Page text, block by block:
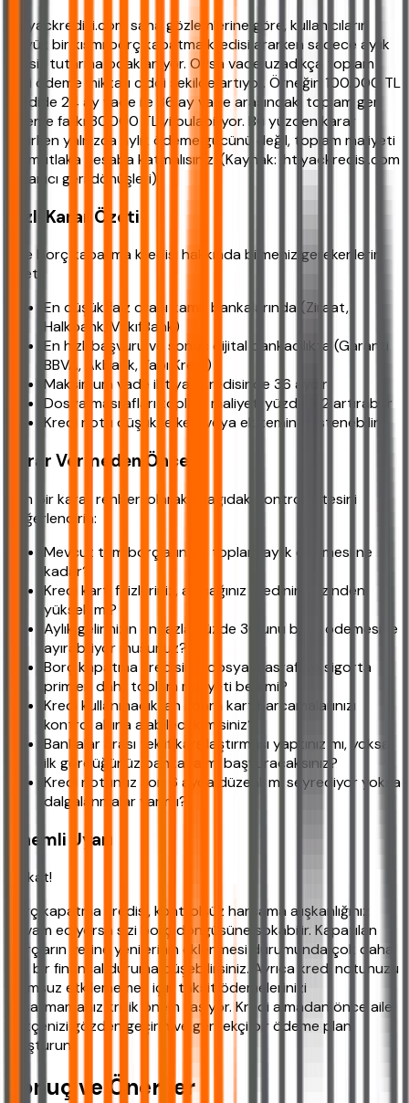
ihtiyackredisi.com saha gözlemlerine göre, kullanıcıların
büyük bir kısmı borç kapatma kredisi ararken sadece aylık
taksit tutarına odaklanıyor. Oysa vade uzadıkça toplam
geri ödeme miktarı ciddi şekilde artıyor. Örneğin 100.000 TL
kredide 24 ay vade ile 36 ay vade arasındaki toplam geri
ödeme farkı 30.000 TL'yi bulabiliyor. Bu yüzden karar
verirken yalnızca aylık ödeme gücünü değil, toplam maliyeti
de mutlaka hesaba katmalısınız. (Kaynak: ihtiyackredisi.com
kullanıcı geri dönüşleri)
Hızlı Karar Özeti
İşte borç kapatma kredisi hakkında bilmeniz gerekenlerin
özeti:
En düşük faiz oranı kamu bankalarında (Ziraat,
Halkbank, VakıfBank)
En hızlı başvuru ve sonuç dijital bankacılıkta (Garanti
BBVA, Akbank, Yapı Kredi)
Maksimum vade ihtiyaç kredisinde 36 aydır
Dosya masrafları toplam maliyeti yüzde 1-2 artırabilir
Kredi notu düşükse kefil veya ek teminat istenebilir
Karar Vermeden Önce
Son bir karar rehberi olarak aşağıdaki kontrol listesini
değerlendirin:
Mevcut tüm borçlarınızın toplam aylık ödemesi ne
kadar?
Kredi kartı faizleriniz, alacağınız kredinin faizinden
yüksek mi?
Aylık gelirinizin en fazla yüzde 30'unu borç ödemesine
ayırabiliyor musunuz?
Borç kapatma kredisinin dosya masrafı ve sigorta
primleri dahil toplam maliyeti belli mi?
Kredi kullanmadıktan sonra kart harcamalarınızı
kontrol altına alabilecek misiniz?
Bankalar arası teklif karşılaştırması yaptınız mı, yoksa
ilk gördüğünüz bankaya mı başvuracaksınız?
Kredi notunuz son 6 ayda düzenli mi seyrediyor yoksa
dalgalanmalar var mı?
Önemli Uyarı
Dikkat!
Borç kapatma kredisi, kontrolsüz harcama alışkanlığınız
devam ediyorsa sizi borç döngüsüne sokabilir. Kapatılan
borçların yerine yenilerinin eklenmesi durumunda çok daha
zor bir finansal duruma düşebilirsiniz. Ayrıca kredi notunuzu
olumsuz etkilememek için taksit ödemelerinizi
aksatmamanız kritik önem taşıyor. Kredi almadan önce aile
bütçenizi gözden geçirin ve gerçekçi bir ödeme planı
oluşturun.
Sonuç ve Öneriler